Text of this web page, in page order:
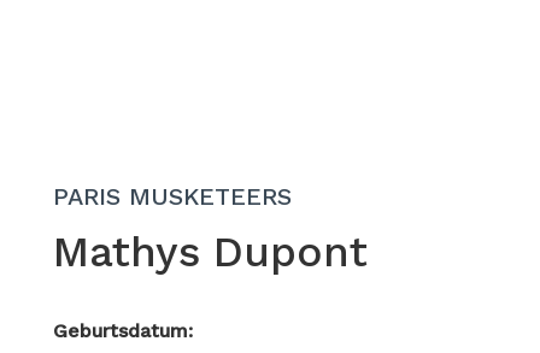
PARIS MUSKETEERS
Mathys Dupont
Geburtsdatum: